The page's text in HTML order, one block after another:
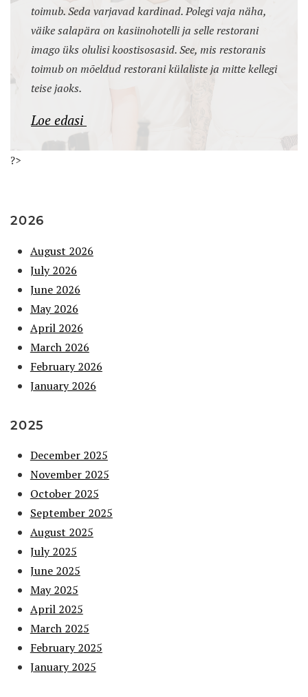
toimub. Seda varjavad kardinad. Polegi vaja näha,
väike salapära on kasiinohotelli ja selle restorani
imago üks olulisi koostisosasid. See, mis restoranis
toimub on mõeldud restorani külaliste ja mitte kellegi
teise jaoks.
Loe edasi
?>
2026
August 2026
July 2026
June 2026
May 2026
April 2026
March 2026
February 2026
January 2026
2025
December 2025
November 2025
October 2025
September 2025
August 2025
July 2025
June 2025
May 2025
April 2025
March 2025
February 2025
January 2025